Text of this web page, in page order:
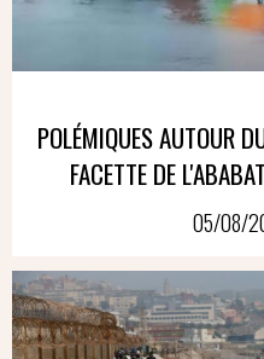
POLÉMIQUES AUTOUR
FACETTE DE
05/08/